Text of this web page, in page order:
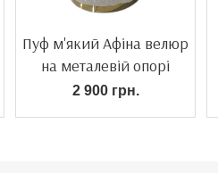
Пуф м'який Афіна велюр
на металевій опорі
2 900 грн.